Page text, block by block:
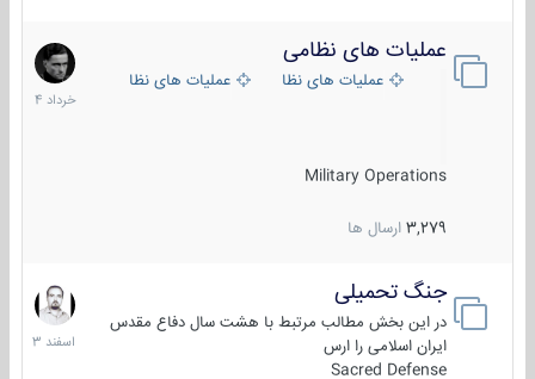
عملیات های نظامی
عملیات های نظامی ایرانعملیات های نظامی خارجی
Military Operations
3,279 ارسال ها
5
خرداد
1404
جنگ تحمیلی
در این بخش مطالب مرتبط با هشت سال دفاع مقدس
ایران اسلامی را ارس
Sacred Defense
20
اسفند
1403